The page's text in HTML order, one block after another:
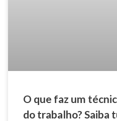
O que faz um
do trabalho? Saiba